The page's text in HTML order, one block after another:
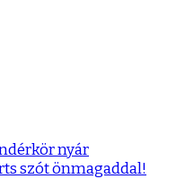
nyár
szót önmagaddal!